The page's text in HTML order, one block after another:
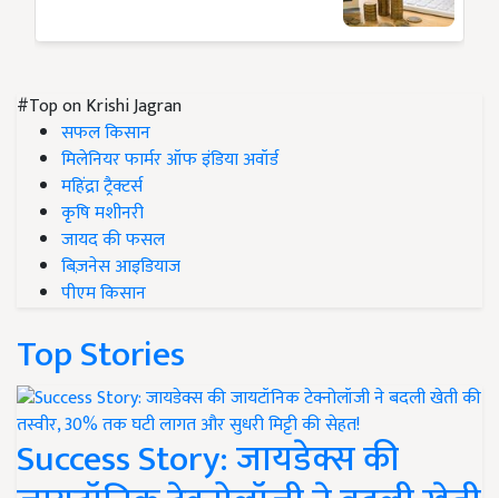
#Top on Krishi Jagran
सफल किसान
मिलेनियर फार्मर ऑफ इंडिया अवॉर्ड
महिंद्रा ट्रैक्टर्स
कृषि मशीनरी
जायद की फसल
बिज़नेस आइडियाज
पीएम किसान
Top Stories
Success Story: जायडेक्स की